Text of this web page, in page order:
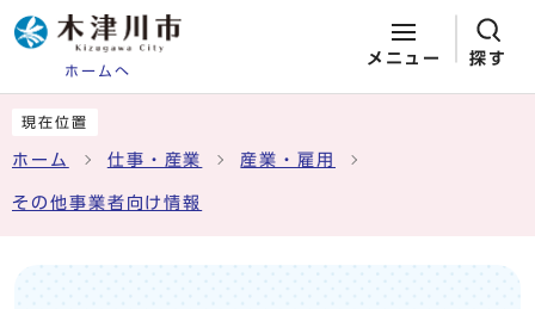
ホームへ
メニュー 探す
現在位置
ホーム 仕事・産業 産業・雇用
その他事業者向け情報